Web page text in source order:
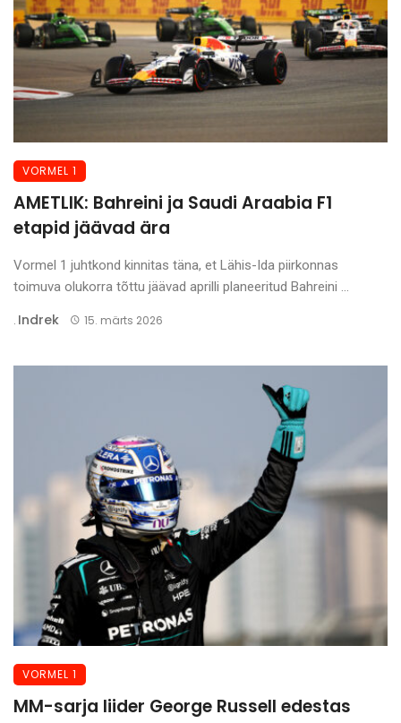
VORMEL 1
AMETLIK: Bahreini ja Saudi Araabia F1
etapid jäävad ära
Vormel 1 juhtkond kinnitas täna, et Lähis-Ida piirkonnas
toimuva olukorra tõttu jäävad aprilli planeeritud Bahreini ...
. Indrek 15. märts 2026
VORMEL 1
MM-sarja liider George Russell edestas